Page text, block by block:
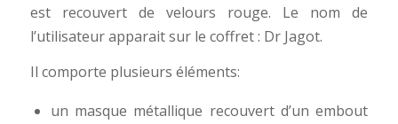
est recouvert de velours rouge. Le nom de
l’utilisateur apparait sur le coffret : Dr Jagot.
Il comporte plusieurs éléments:
un masque métallique recouvert d’un embout